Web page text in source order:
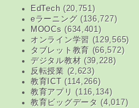
EdTech (20,751)
eラーニング(136,727)
MOOCs (634,401)
オンライン学習 (129,565)
タブレット教育 (66,572)
デジタル教材(39,228)
反転授業 (2,623)
教育ICT(114,266)
教育アプリ (116,134)
教育ビッグデータ (4,017)